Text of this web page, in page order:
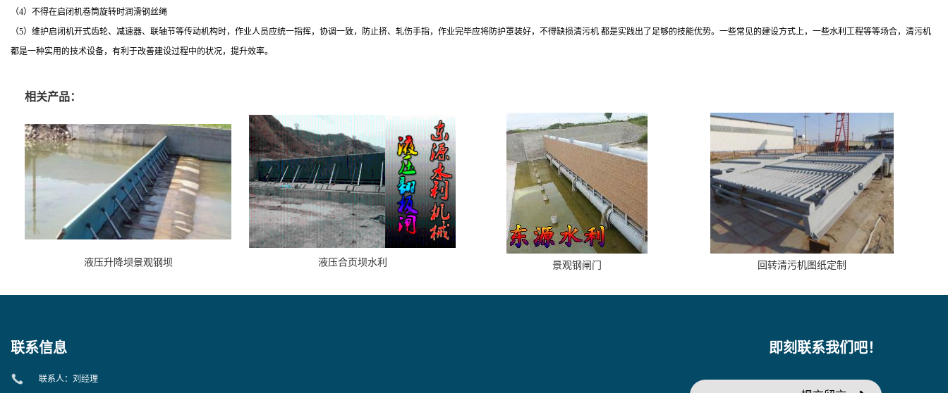
（4）不得在启闭机卷筒旋转时润滑钢丝绳
（5）维护启闭机开式齿轮、减速器、联轴节等传动机构时，作业人员应统一指挥，协调一致，防止挤、轧伤手指，作业完毕应将防护罩装好，不得缺损清污机 都是实践出了足够的技能优势。一些常见的建设方式上，一些水利工程等等场合，清污机
都是一种实用的技术设备，有利于改善建设过程中的状况，提升效率。
相关产品：
液压升降坝景观钢坝 液压合页坝水利 景观钢闸门 回转清污机图纸定制
联系信息
联系人：刘经理
即刻联系我们吧！